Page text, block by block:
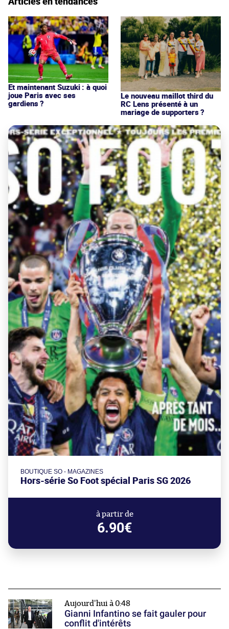
Et maintenant Suzuki : à quoi
joue Paris avec ses
gardiens ?
Le nouveau maillot third du
RC Lens présenté à un
mariage de supporters ?
BOUTIQUE SO - MAGAZINES
Hors-série So Foot spécial Paris SG 2026
à partir de
6.90€
Aujourd'hui à 0:48
Gianni Infantino se fait gauler pour
conflit d'intérêts